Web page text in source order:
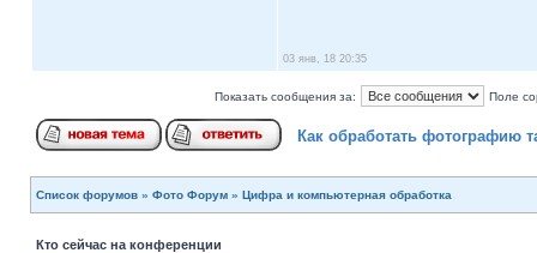
03 янв, 18 20:35
Показать сообщения за: Поле
Как обработать фотографию
Список форумов » Фото Форум » Цифра и компьютерная обработка
Кто сейчас на конференции